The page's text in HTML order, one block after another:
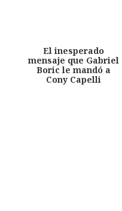
El inesperado
mensaje que Gabriel
Boric le mandó a
Cony Capelli